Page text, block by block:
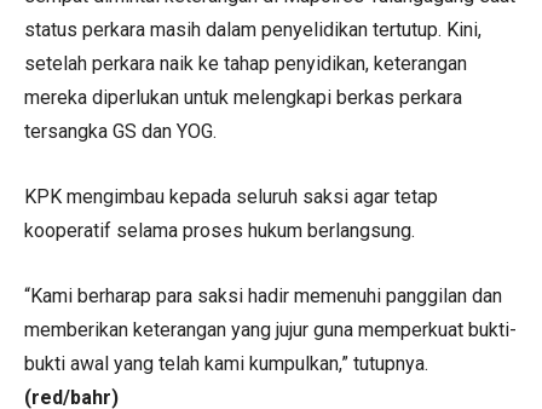
status perkara masih dalam penyelidikan tertutup. Kini,
setelah perkara naik ke tahap penyidikan, keterangan
mereka diperlukan untuk melengkapi berkas perkara
tersangka GS dan YOG.
KPK mengimbau kepada seluruh saksi agar tetap
kooperatif selama proses hukum berlangsung.
“Kami berharap para saksi hadir memenuhi panggilan dan
memberikan keterangan yang jujur guna memperkuat bukti-
bukti awal yang telah kami kumpulkan,” tutupnya.
(red/bahr)